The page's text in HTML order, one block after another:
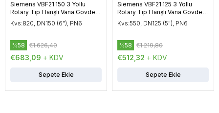
Siemens VBF21.150 3 Yollu
Rotary Tip Flanşlı Vana Gövdesi
DN150 (6"), PN6
Kvs:820, DN150 (6"), PN6
€683,09 + KDV
%58 €1.626,40
Sepete Ekle
Siemens VBF21.125 3 Yollu
Rotary Tip Flanşlı Vana Gövdesi
DN125 (5"), PN6
Kvs:550, DN125 (5"), PN6
€512,32 + KDV
%58 €1.219,80
Sepete Ekle